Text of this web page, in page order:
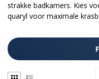
strakke badkamers. Kies
quaryl voor maximale